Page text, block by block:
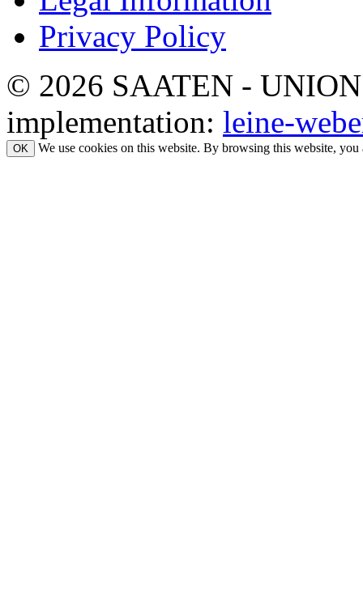
Privacy Policy
© 2026 SAATEN -
implementation: leine-
OK We use cookies on this website. By browsing this website,